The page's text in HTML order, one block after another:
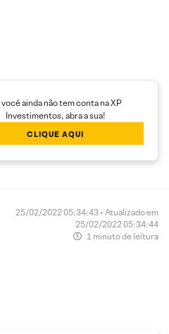
você ainda não tem conta na XP
Investimentos, abra a sua!
CLIQUE AQUI
25/02/2022 05:34:43 • Atualizado em
25/02/2022 05:34:44
1 minuto de leitura